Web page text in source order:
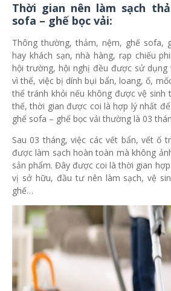
Thời gian nên làm sạch
sofa – ghế bọc vải:
Thông thường, thảm, nệm, ghế sofa,
hay khách sạn, nhà hàng, rạp chiếu
hội trường, hội nghị đều được sử dụng
vì thế, việc bị dính bụi bẩn, loang, ố,
thể tránh khỏi nếu không được vệ sinh
thế, thời gian được coi là hợp lý nhất
ghế sofa – ghế bọc vải thường là 03
Sau 03 tháng, việc các vết bẩn, vết ố
được làm sạch hoàn toàn mà không
sản phẩm. Đây được coi là thời gian
vị sở hữu, đầu tư nên làm sạch, vệ
ghế…